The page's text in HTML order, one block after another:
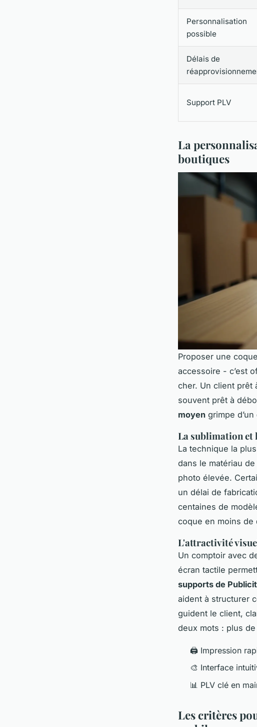
Personnalisation
possible
Délais de
Support PLV
La
boutiques
Proposer une
accessoire - c’est
cher. Un client prêt
souvent prêt à
moyen grimpe
La sublimation et
La technique la
dans le matériau
photo élevée.
un délai de
centaines de
coque en moins de
L'attractivité
Un comptoir avec
écran tactile
supports de
aident à structurer
guident le client,
deux mots : plus
🖨️ Impression
🎨 Interface
📊 PLV clé en
Les critères